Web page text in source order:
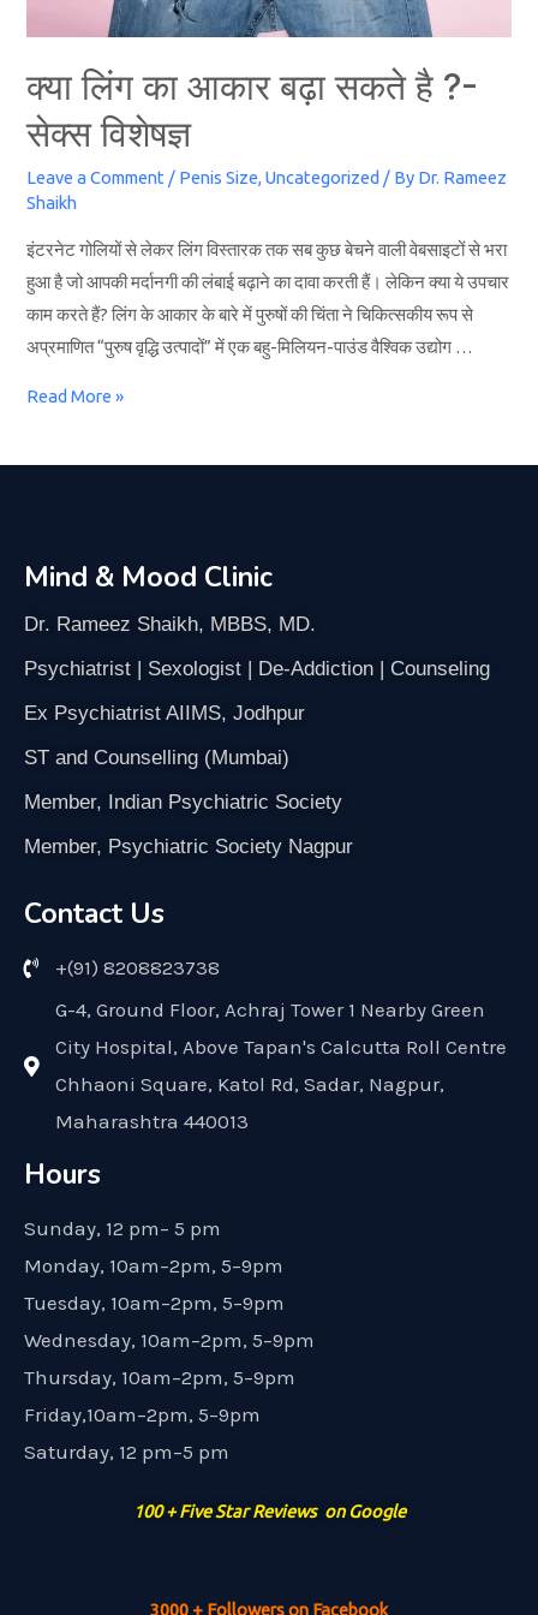
क्या लिंग का आकार बढ़ा सकते है ?-
सेक्स विशेषज्ञ
Leave a Comment / Penis Size,Uncategorized / By Dr. Rameez
Shaikh
इंटरनेट गोलियों से लेकर लिंग विस्तारक तक सब कुछ बेचने वाली वेबसाइटों से भरा
हुआ है जो आपकी मर्दानगी की लंबाई बढ़ाने का दावा करती हैं। लेकिन क्या ये उपचार
काम करते हैं? लिंग के आकार के बारे में पुरुषों की चिंता ने चिकित्सकीय रूप से
अप्रमाणित “पुरुष वृद्धि उत्पादों” में एक बहु-मिलियन-पाउंड वैश्विक उद्योग …
Read More »
Mind & Mood Clinic
Dr. Rameez Shaikh, MBBS, MD.
Psychiatrist | Sexologist | De-Addiction | Counseling
Ex Psychiatrist AIIMS, Jodhpur
ST and Counselling (Mumbai)
Member, Indian Psychiatric Society
Member, Psychiatric Society Nagpur
Contact Us
+(91) 8208823738
G-4, Ground Floor, Achraj Tower 1 Nearby Green
City Hospital, Above Tapan's Calcutta Roll Centre
Chhaoni Square, Katol Rd, Sadar, Nagpur,
Maharashtra 440013
Hours
Sunday, 12 pm– 5 pm
Monday, 10am–2pm, 5–9pm
Tuesday, 10am–2pm, 5–9pm
Wednesday, 10am–2pm, 5–9pm
Thursday, 10am–2pm, 5–9pm
Friday,10am–2pm, 5–9pm
Saturday, 12 pm–5 pm
100 + Five Star Reviews on Google
3000 + Followers on Facebook